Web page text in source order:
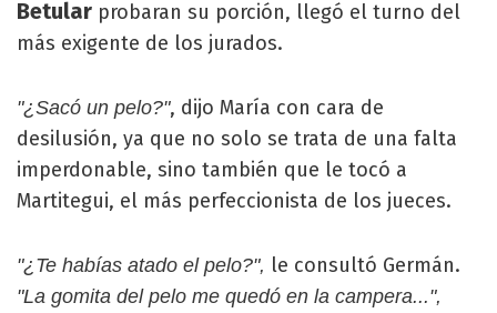
Betular probaran su porción, llegó el turno del
más exigente de los jurados.
"¿Sacó un pelo?", dijo María con cara de
desilusión, ya que no solo se trata de una falta
imperdonable, sino también que le tocó a
Martitegui, el más perfeccionista de los jueces.
"¿Te habías atado el pelo?", le consultó Germán.
"La gomita del pelo me quedó en la campera...",